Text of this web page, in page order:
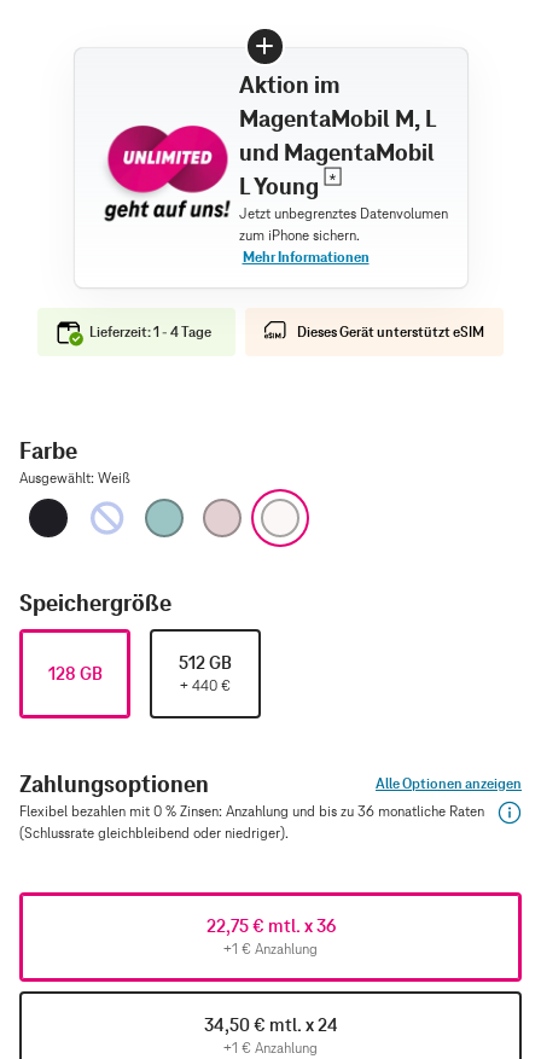
Aktion im
MagentaMobil M, L
und MagentaMobil
L Young
Lieferzeit: 1 - 4 Tage Dieses Gerät unterstützt eSIM
Farbe
Ausgewählt: Weiß
Schwarz UltramarinBlaugrünPink
Speichergröße
128 GB 512 GB
+ 440 €
Zahlungsoptionen
Alle Optionen anzeigen
Flexibel bezahlen mit 0 % Zinsen: Anzahlung und bis zu 36 monatliche Raten
(Schlussrate gleichbleibend oder niedriger).
22,75 € mtl. x 36
+1 € Anzahlung
34,50 € mtl. x 24
+1 € Anzahlung